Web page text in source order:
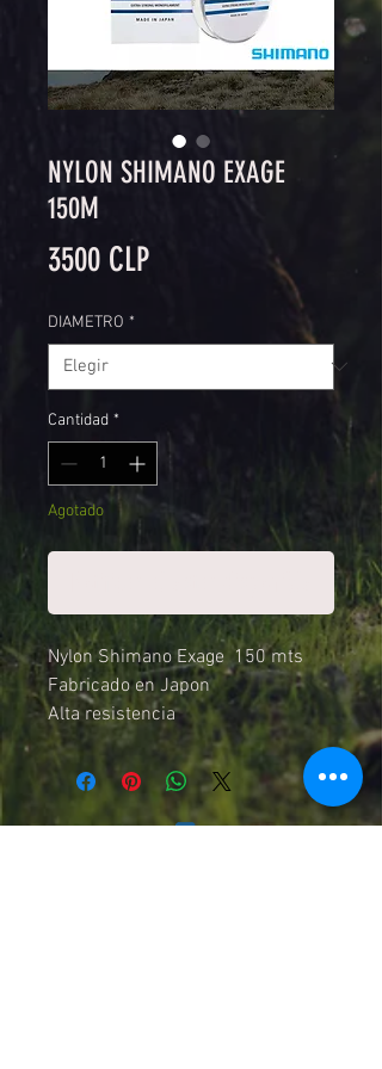
NYLON SHIMANO EXAGE
150M
3500 CLPPrecio
DIAMETRO *
Cantidad *
Agotado
Nylon Shimano Exage 150 mts
Fabricado en Japon
Alta resistencia
Baja Memoria
Tono Natural
Resistencia:
0,255mm (5,50kg)